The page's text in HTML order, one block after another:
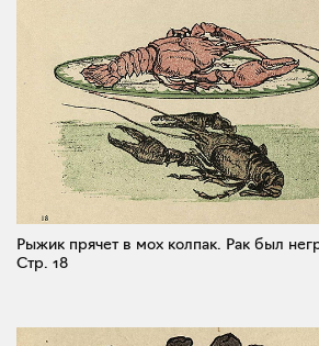
Рыжик прячет в мох колпак. Рак был
Стр. 18